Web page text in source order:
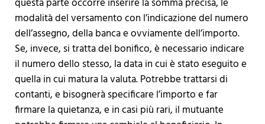
questa parte occorre inserire la somma precisa, le
modalità del versamento con l’indicazione del numero
dell’assegno, della banca e ovviamente dell’importo.
Se, invece, si tratta del bonifico, è necessario indicare
il numero dello stesso, la data in cui è stato eseguito e
quella in cui matura la valuta. Potrebbe trattarsi di
contanti, e bisognerà specificare l’importo e far
firmare la quietanza, e in casi più rari, il mutuante